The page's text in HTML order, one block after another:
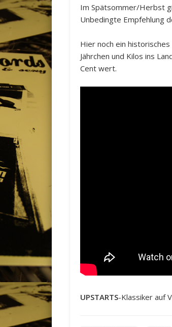
Im Spätsommer/Herbst
Unbedingte Empfehlung
Hier noch ein
Jährchen und Kilos ins
Cent wert.
UPSTARTS-Klassiker auf